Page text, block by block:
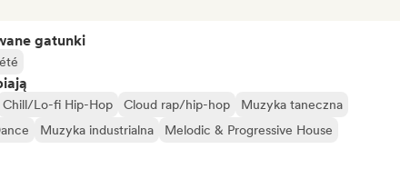
gatunki
Chill/Lo-fi Hip-Hop Cloud rap/hip-hop
Muzyka taneczna
Muzyka industrialna
Melodic & Progressive House